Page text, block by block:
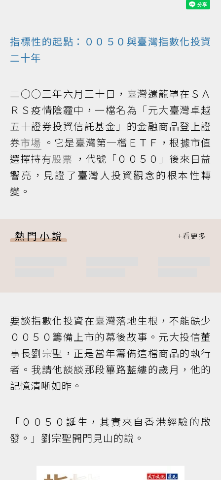
指標性的起點：００５０與臺灣指數化投資
二十年
二○○三年六月三十日，臺灣還籠罩在ＳＡ
ＲＳ疫情陰霾中，一檔名為「元大臺灣卓越
五十證券投資信託基金」的金融商品登上證
券市場 。它是臺灣第一檔ＥＴＦ，根據市值
選擇持有股票 ，代號「００５０」後來日益
響亮，見證了臺灣人投資觀念的根本性轉
變。
熱門小說
要談指數化投資在臺灣落地生根，不能缺少
００５０籌備上市的幕後故事。元大投信董
事長劉宗聖，正是當年籌備這檔商品的執行
者。我請他談談那段篳路藍縷的歲月，他的
記憶清晰如昨。
「００５０誕生，其實來自香港經驗的啟
發。」劉宗聖開門見山的說。